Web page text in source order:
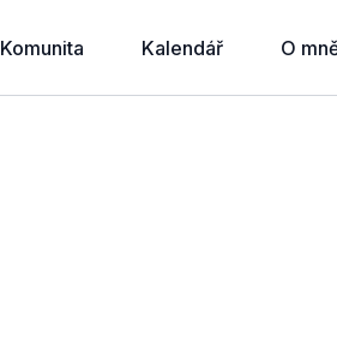
Komunita Kalendář O